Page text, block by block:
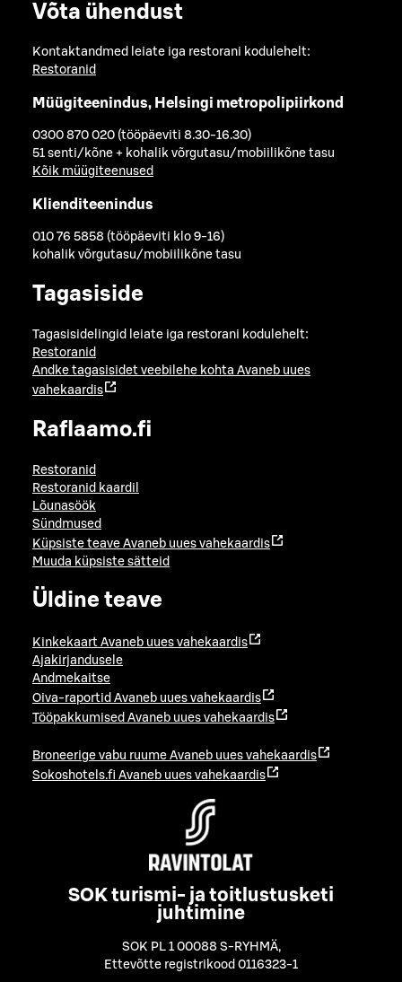
Võta ühendust
Kontaktandmed leiate iga restorani kodulehelt:
Restoranid
Müügiteenindus, Helsingi metropolipiirkond
0300 870 020 (tööpäeviti 8.30-16.30)
51 senti/kõne + kohalik võrgutasu/mobiilikõne tasu
Kõik müügiteenused
Klienditeenindus
010 76 5858 (tööpäeviti klo 9-16)
kohalik võrgutasu/mobiilikõne tasu
Tagasiside
Tagasisidelingid leiate iga restorani kodulehelt:
Restoranid
Andke tagasisidet veebilehe kohta Avaneb uues
vahekaardis
Raflaamo.fi
Restoranid
Restoranid kaardil
Lõunasöök
Sündmused
Küpsiste teave Avaneb uues vahekaardis
Muuda küpsiste sätteid
Üldine teave
Kinkekaart Avaneb uues vahekaardis
Ajakirjandusele
Andmekaitse
Oiva-raportid Avaneb uues vahekaardis
Tööpakkumised Avaneb uues vahekaardis
Broneerige vabu ruume Avaneb uues vahekaardis
Sokoshotels.fi Avaneb uues vahekaardis
SOK turismi- ja toitlustusketi
juhtimine
SOK PL 1 00088 S-RYHMÄ,
Ettevõtte registrikood 0116323-1